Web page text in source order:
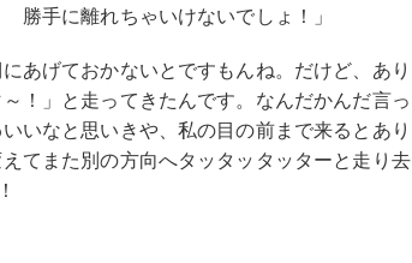
手に離れちゃいけないでしょ！」
あげておかないとですもんね。だけど、あり
！」と走ってきたんです。なんだかんだ言っ
いなと思いきや、私の目の前まで来るとあり
てまた別の方向へタッタッタッターと走り去